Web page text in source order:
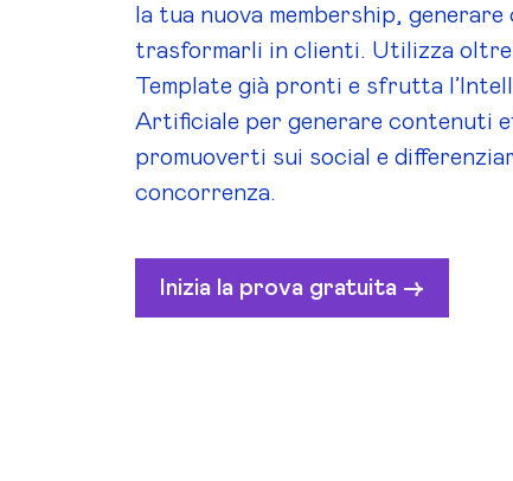
la tua nuova membership,
trasformarli in clienti. Utilizza
Template già pronti e sfrutta
Artificiale per generare contenuti
promuoverti sui social e
concorrenza.
Inizia la prova gratuita ->